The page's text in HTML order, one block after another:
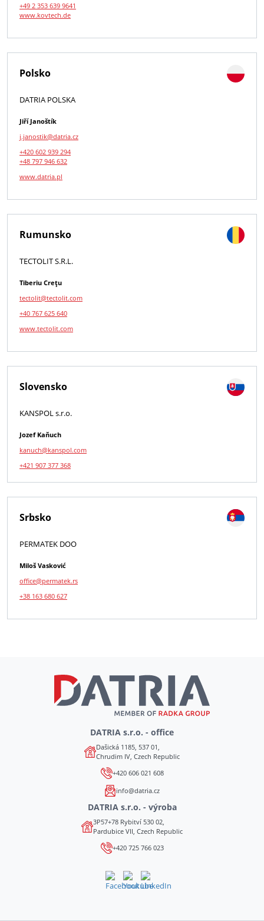
+49 2 353 639 9641
www.kovtech.de
Polsko
DATRIA POLSKA
Jiří Janoštík
j.janostik@datria.cz
+420 602 939 294
+48 797 946 632
www.datria.pl
Rumunsko
TECTOLIT S.R.L.
Tiberiu Creţu
tectolit@tectolit.com
+40 767 625 640
www.tectolit.com
Slovensko
KANSPOL s.r.o.
Jozef Kaňuch
kanuch@kanspol.com
+421 907 377 368
Srbsko
PERMATEK DOO
Miloš Vasković
office@permatek.rs
+38 163 680 627
DATRIA s.r.o. - office
Dašická 1185, 537 01,
Chrudim IV, Czech Republic
+420 606 021 608
info@datria.cz
DATRIA s.r.o. - výroba
3P57+78 Rybitví 530 02,
Pardubice VII, Czech Republic
+420 725 766 023